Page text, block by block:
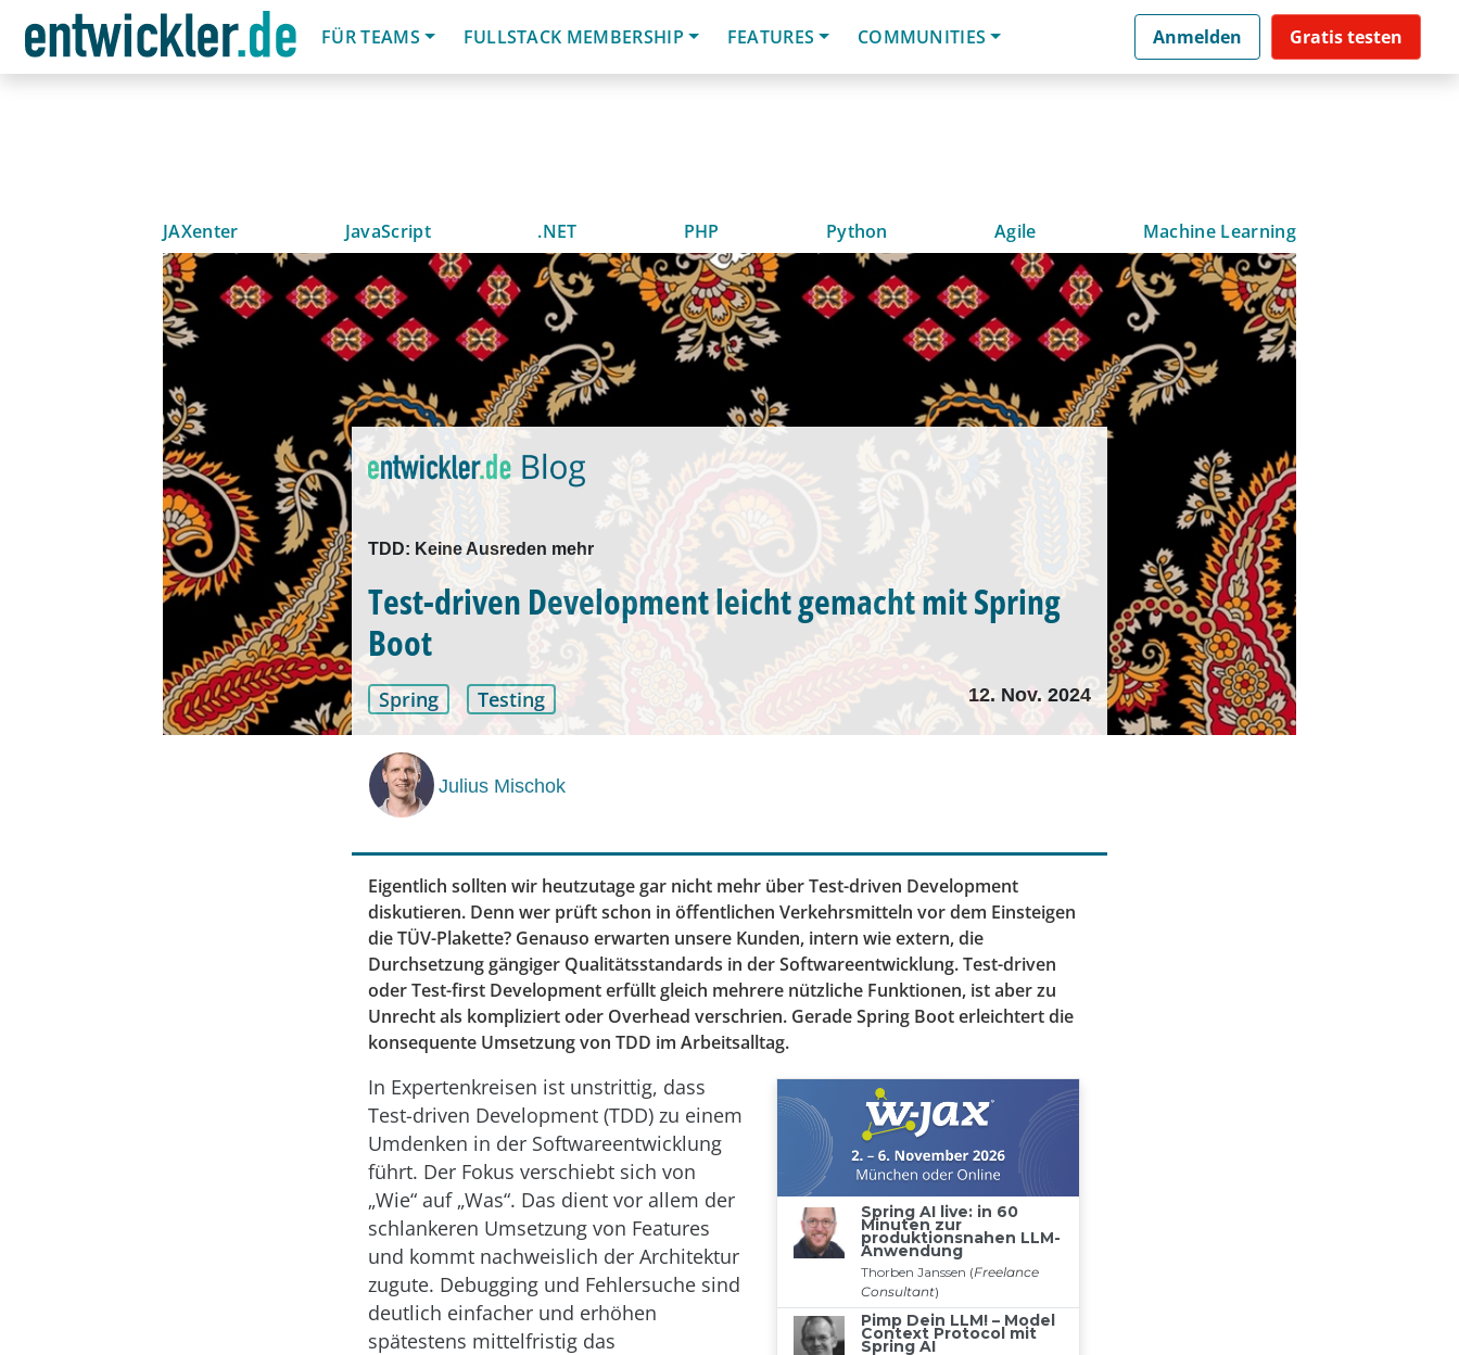
FÜR TEAMS
FULLSTACK MEMBERSHIP FEATURES COMMUNITIES Anmelden Gratis testen
JAXenter JavaScript .NET PHP Python Agile Machine Learning
TDD: Keine Ausreden mehr
Test-driven Development leicht gemacht mit Spring
Boot
Spring Testing 12. Nov. 2024
Julius Mischok
Eigentlich sollten wir heutzutage gar nicht mehr über Test-driven Development
diskutieren. Denn wer prüft schon in öffentlichen Verkehrsmitteln vor dem Einsteigen
die TÜV-Plakette? Genauso erwarten unsere Kunden, intern wie extern, die
Durchsetzung gängiger Qualitätsstandards in der Softwareentwicklung. Test-driven
oder Test-first Development erfüllt gleich mehrere nützliche Funktionen, ist aber zu
Unrecht als kompliziert oder Overhead verschrien. Gerade Spring Boot erleichtert die
konsequente Umsetzung von TDD im Arbeitsalltag.
In Expertenkreisen ist unstrittig, dass
Test-driven Development (TDD) zu einem
Umdenken in der Softwareentwicklung
führt. Der Fokus verschiebt sich von
„Wie“ auf „Was“. Das dient vor allem der
schlankeren Umsetzung von Features
und kommt nachweislich der Architektur
zugute. Debugging und Fehlersuche sind
deutlich einfacher und erhöhen
spätestens mittelfristig das